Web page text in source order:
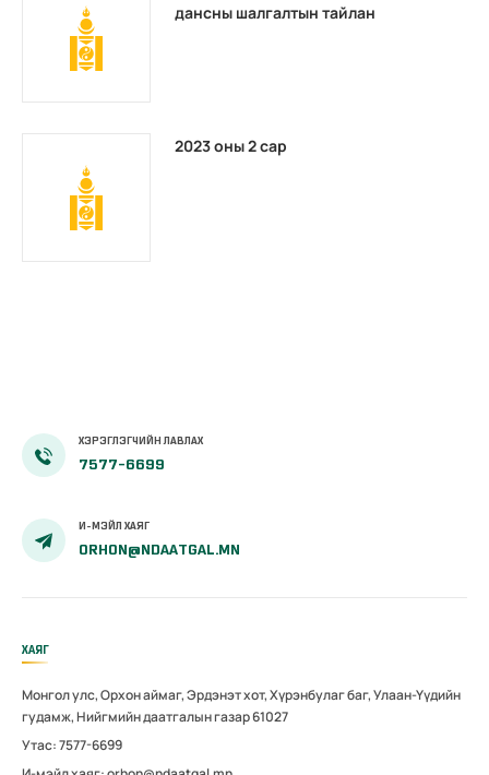
дансны шалгалтын тайлан
2023 оны 2 сар
ХЭРЭГЛЭГЧИЙН ЛАВЛАХ
7577-6699
И-МЭЙЛ ХАЯГ
ORHON@NDAATGAL.MN
ХАЯГ
Монгол улс, Орхон аймаг, Эрдэнэт хот, Хүрэнбулаг баг, Улаан-Үүдийн
гудамж, Нийгмийн даатгалын газар 61027
Утас: 7577-6699